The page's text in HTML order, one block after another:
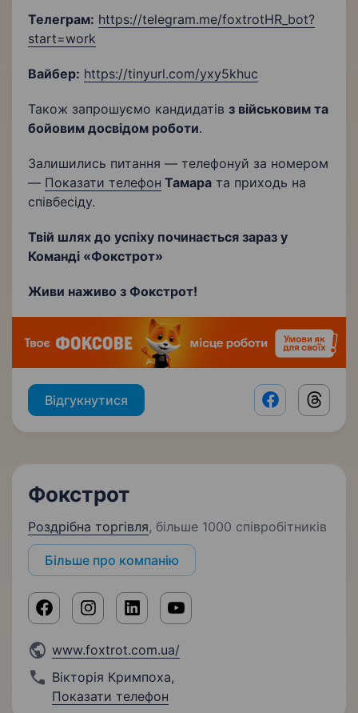
Телеграм: https://telegram.me/foxtrotHR_bot?
start=work
Вайбер: https://tinyurl.com/yxy5khuc
Також запрошуємо кандидатів з військовим та
бойовим досвідом роботи.
Залишились питання — телефонуй за номером
— Показати телефон Тамара та приходь на
співбесіду.
Твій шлях до успіху починається зараз у
Команді «Фокстрот»
Живи наживо з Фокстрот!
Відгукнутися Facebook
Фокстрот
Роздрібна торгівля, більше 1000 співробітників
Більше про компанію
www.foxtrot.com.ua/
Вікторія Кримпоха,
Показати телефон